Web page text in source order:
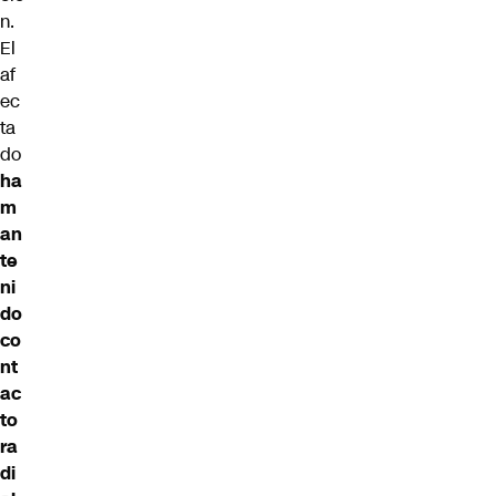
n.
El
af
ec
ta
do
ha
m
an
te
ni
do
co
nt
ac
to
ra
di